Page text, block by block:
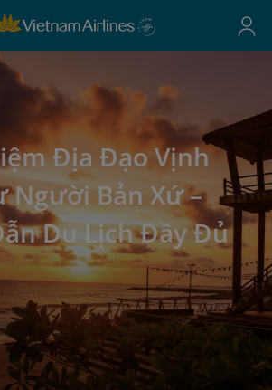
Địa Đạo Vịnh
Người Bản Xứ –
Du Lịch Đầy Đủ